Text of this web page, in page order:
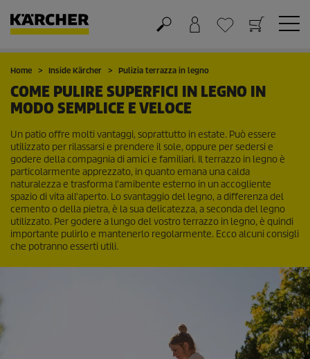
Carrello
Lista dei desideri
Home Inside Kärcher Pulizia terrazza in legno
COME PULIRE SUPERFICI IN LEGNO IN
MODO SEMPLICE E VELOCE
Un patio offre molti vantaggi, soprattutto in estate. Può essere
utilizzato per rilassarsi e prendere il sole, oppure per sedersi e
godere della compagnia di amici e familiari. Il terrazzo in legno è
particolarmente apprezzato, in quanto emana una calda
naturalezza e trasforma l'amibente esterno in un accogliente
spazio di vita all'aperto. Lo svantaggio del legno, a differenza del
cemento o della pietra, è la sua delicatezza, a seconda del legno
utilizzato. Per godere a lungo del vostro terrazzo in legno, è quindi
importante pulirlo e mantenerlo regolarmente. Ecco alcuni consigli
che potranno esserti utili.